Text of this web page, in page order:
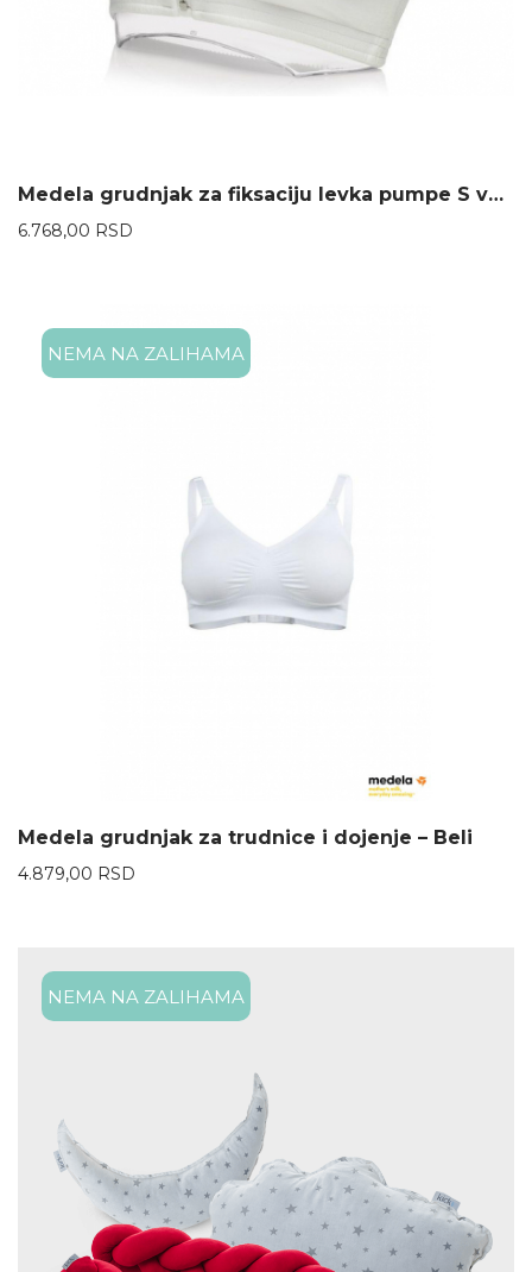
Medela grudnjak za fiksaciju levka pumpe S veličina
6.768,00 RSD
NEMA NA ZALIHAMA
Medela grudnjak za trudnice i dojenje – Beli
4.879,00 RSD
30%
NEMA NA ZALIHAMA